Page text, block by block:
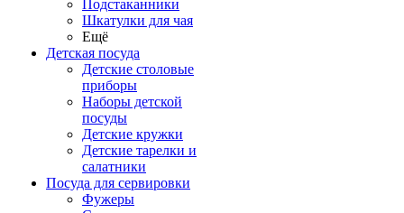
Подстаканники
Шкатулки для чая
Ещё
Детская посуда
Детские столовые
приборы
Наборы детской
посуды
Детские кружки
Детские тарелки и
салатники
Посуда для сервировки
Фужеры